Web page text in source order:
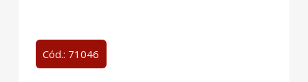
Cód.: 71046